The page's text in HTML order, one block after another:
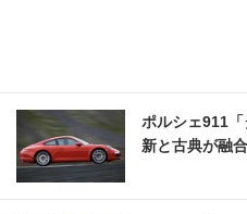
ポルシェ911
新と古典が融